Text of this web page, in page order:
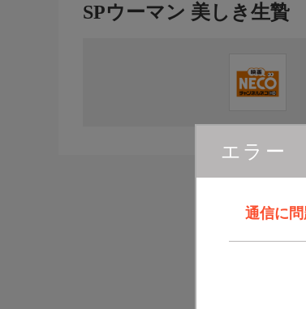
エラー
通信に
SPウーマン 美しき生贄